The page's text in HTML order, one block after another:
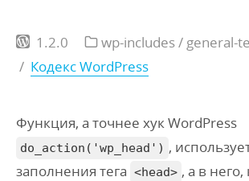
1.2.0 wp-includes/ general-
/ Кодекс WordPress
Функция, а точнее хук WordPress
do_action('wp_head') ,
заполнения тега <head> , а в